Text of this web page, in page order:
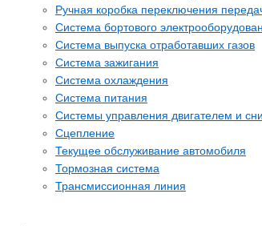
Ручная коробка переключения
Система бортового
Система выпуска отработавших газов
Система зажигания
Система охлаждения
Система питания
Системы управления двигателем и
Сцепление
Текущее обслуживание автомобиля
Тормозная система
Трансмиссионная линия